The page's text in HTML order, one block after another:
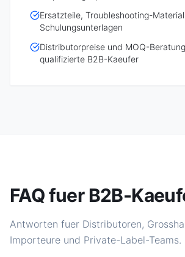
Ersatzteile, Troubleshooting-
Schulungsunterlagen
Distributorpreise und MOQ-
qualifizierte B2B-Kaeufer
FAQ fuer B2B-
Antworten fuer Distributoren,
Importeure und Private-Label-Teams.